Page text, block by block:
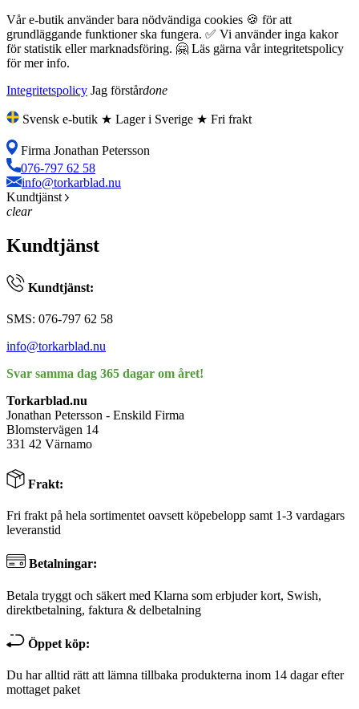
Vår e-butik använder bara nödvändiga cookies 🍪 för att
grundläggande funktioner ska fungera. ✅ Vi använder inga kakor
för statistik eller marknadsföring. 🤗 Läs gärna vår integritetspolicy
för mer info.
Integritetspolicy Jag förstårdone
Svensk e-butik ★ Lager i Sverige ★ Fri frakt
Firma Jonathan Petersson
076-797 62 58
info@torkarblad.nu
Kundtjänst
clear
Kundtjänst
Kundtjänst:
SMS: 076-797 62 58
info@torkarblad.nu
Svar samma dag 365 dagar om året!
Torkarblad.nu
Jonathan Petersson - Enskild Firma
Blomstervägen 14
331 42 Värnamo
Frakt:
Fri frakt på hela sortimentet oavsett köpebelopp samt 1-3 vardagars
leveranstid
Betalningar:
Betala tryggt och säkert med Klarna som erbjuder kort, Swish,
direktbetalning, faktura & delbetalning
Öppet köp:
Du har alltid rätt att lämna tillbaka produkterna inom 14 dagar efter
mottaget paket